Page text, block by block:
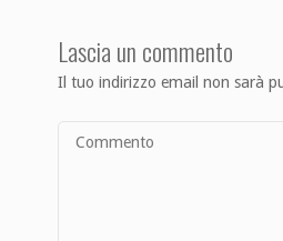
Lascia un commento
Il tuo indirizzo email non sarà